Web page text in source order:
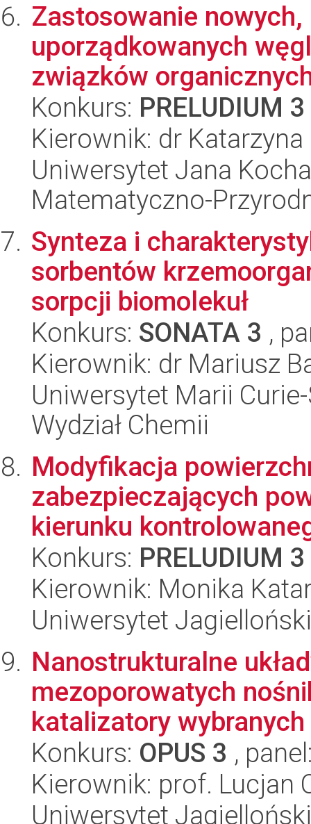
Zastosowanie
uporządkowanych
związków
Konkurs: PRELUDIUM 3
Kierownik: dr
Uniwersytet Jana
Matematyczno-
Synteza i
sorbentów
sorpcji biomolekuł
Konkurs: SONATA 3 ,
Kierownik: dr Mariusz
Uniwersytet Marii
Wydział Chemii
Modyfikacja
zabezpieczających
kierunku
Konkurs: PRELUDIUM 3
Kierownik: Monika
Uniwersytet
Nanostrukturalne
mezoporowatych
katalizatory
Konkurs: OPUS 3 ,
Kierownik: prof. Lucjan
Uniwersytet